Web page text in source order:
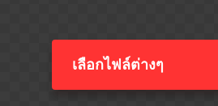
เลือกไฟล์ต่างๆ​